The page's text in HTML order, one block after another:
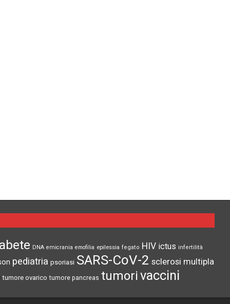
DNA emicrania emofilia epilessia fegato HIV ictus infertilità
pediatria psoriasi SARS-CoV-2 sclerosi multipla
tumore ovarico tumore pancreas tumorivaccini